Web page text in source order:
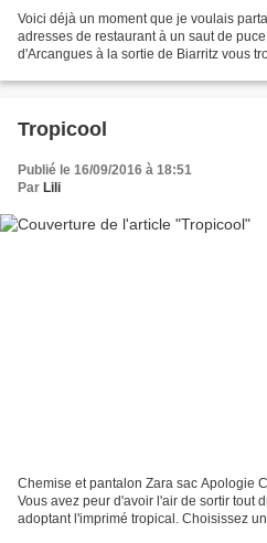
Voici déjà un moment que je voulais
adresses de restaurant à un saut de
d'Arcangues à la sortie de Biarritz vous
Tropicool
Publié le 16/09/2016 à 18:51
Par Lili
Chemise et pantalon Zara sac Apologie
Vous avez peur d'avoir l'air de sortir tout
adoptant l'imprimé tropical. Choisissez